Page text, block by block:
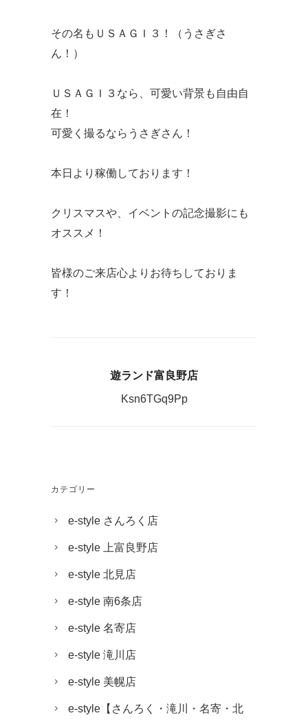
その名もＵＳＡＧＩ３！（うさぎさ
ん！）
ＵＳＡＧＩ３なら、可愛い背景も自由自
在！
可愛く撮るならうさぎさん！
本日より稼働しております！
クリスマスや、イベントの記念撮影にも
オススメ！
皆様のご来店心よりお待ちしておりま
す！
遊ランド富良野店
Ksn6TGq9Pp
カテゴリー
e-style さんろく店
e-style 上富良野店
e-style 北見店
e-style 南6条店
e-style 名寄店
e-style 滝川店
e-style 美幌店
e-style【さんろく・滝川・名寄・北